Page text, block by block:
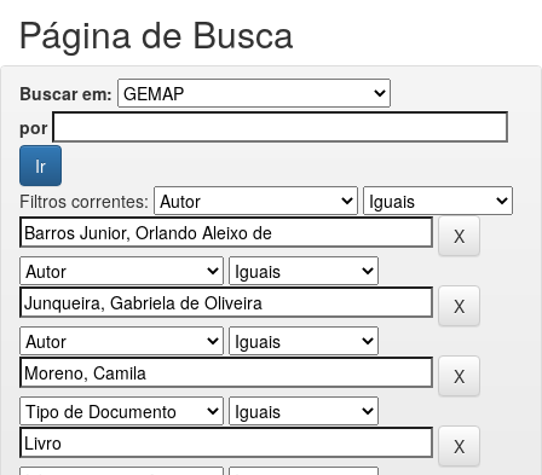
Página de Busca
Buscar em:
por
Filtros correntes: